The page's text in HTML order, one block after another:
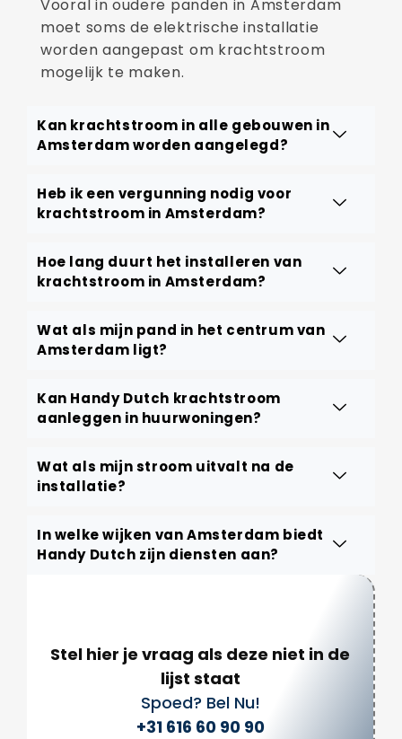
Vooral in oudere panden in Amsterdam
moet soms de elektrische installatie
worden aangepast om krachtstroom
mogelijk te maken.
Kan krachtstroom in alle gebouwen in
Amsterdam worden aangelegd?
Heb ik een vergunning nodig voor
krachtstroom in Amsterdam?
Hoe lang duurt het installeren van
krachtstroom in Amsterdam?
Wat als mijn pand in het centrum van
Amsterdam ligt?
Kan Handy Dutch krachtstroom
aanleggen in huurwoningen?
Wat als mijn stroom uitvalt na de
installatie?
In welke wijken van Amsterdam biedt
Handy Dutch zijn diensten aan?
Stel hier je vraag als deze niet in de
lijst staat
Spoed? Bel Nu!
+31 616 60 90 90